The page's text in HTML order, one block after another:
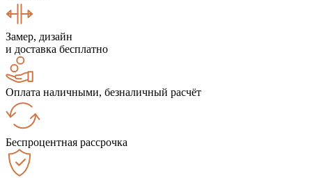
Замер, дизайн
и доставка бесплатно
Оплата наличными, безналичный расчёт
Беспроцентная рассрочка